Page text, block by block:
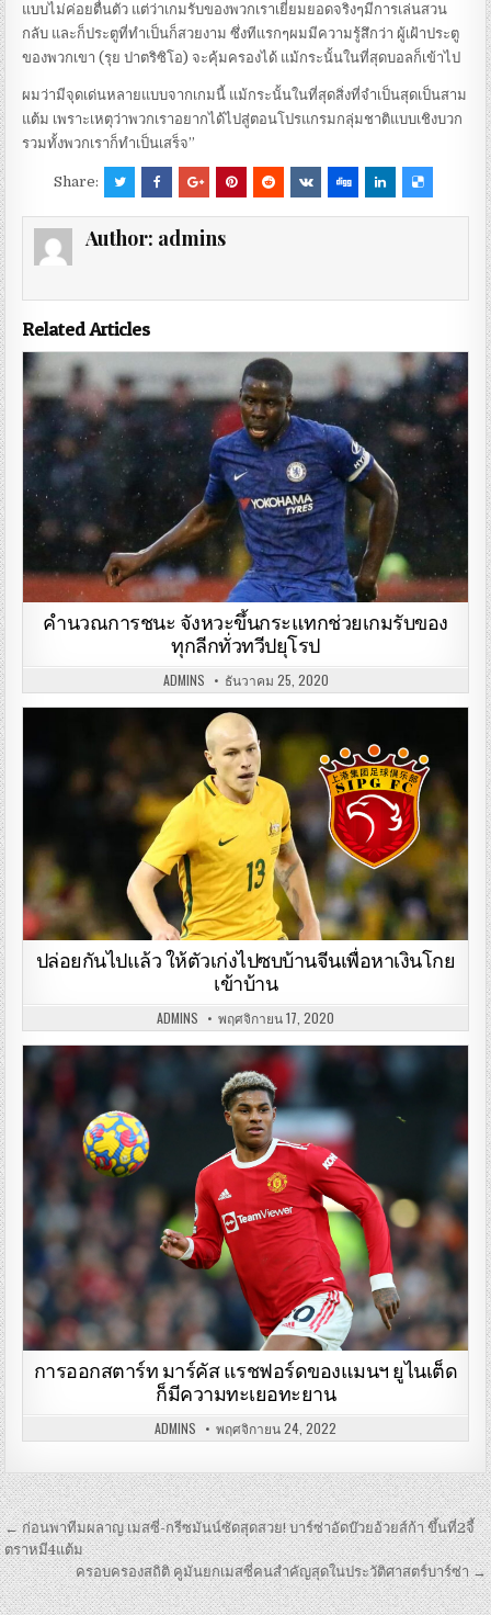
แบบไม่ค่อยตื่นตัว แต่ว่าเกมรับของพวกเราเยี่ยมยอดจริงๆมีการเล่นสวน
กลับ และก็ประตูที่ทำเป็นก็สวยงาม ซึ่งทีแรกๆผมมีความรู้สึกว่า ผู้เฝ้าประตู
ของพวกเขา (รุย ปาตริซิโอ) จะคุ้มครองได้ แม้กระนั้นในที่สุดบอลก็เข้าไป
ผมว่ามีจุดเด่นหลายแบบจากเกมนี้ แม้กระนั้นในที่สุดสิ่งที่จำเป็นสุดเป็นสาม
แต้ม เพราะเหตุว่าพวกเราอยากได้ไปสู่ตอนโปรแกรมกลุ่มชาติแบบเชิงบวก
รวมทั้งพวกเราก็ทำเป็นเสร็จ”
Share:
Author: admins
Related Articles
คำนวณการชนะ จังหวะขึ้นกระแทกช่วยเกมรับของ
ทุกลีกทั่วทวีปยุโรป
ADMINS ธันวาคม 25, 2020
ปล่อยกันไปแล้ว ให้ตัวเก่งไปซบบ้านจีนเพื่อหาเงินโกย
เข้าบ้าน
ADMINS พฤศจิกายน 17, 2020
การออกสตาร์ท มาร์คัส แรชฟอร์ดของแมนฯ ยูไนเต็ด
ก็มีความทะเยอทะยาน
ADMINS พฤศจิกายน 24, 2022
เมนู
นำทาง
เรื่อง
← ก่อนพาทีมผลาญ เมสซี่-กรีซมันน์ซัดสุดสวย! บาร์ซ่าอัดบ๊วยอ้วยส์ก้า ขึ้นที่2จี้
ตราหมี4แต้ม
ครอบครองสถิติ คูมันยกเมสซี่คนสำคัญสุดในประวัติศาสตร์บาร์ซ่า →